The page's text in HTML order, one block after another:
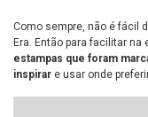
Como sempre, não é fácil
Era. Então para facilitar na
estampas que foram
inspirar e usar onde